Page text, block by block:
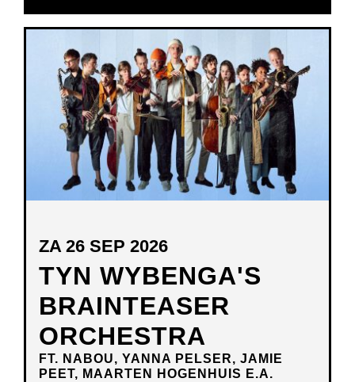
IN
VENSTER
TYN WYBENGA'S
BRAINTEASER
ORCHESTRA
FT. NABOU, YANNA PELSER, JAMIE
PEET, MAARTEN HOGENHUIS E.A.
ZA 26 SEP 2026